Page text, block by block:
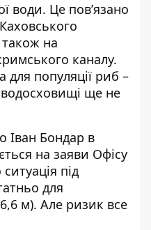
води. Це пов’язано
на
каналу.
для популяції риб –
ще не
Іван Бондар в
на заяви Офісу
під
для
м). Але ризик все